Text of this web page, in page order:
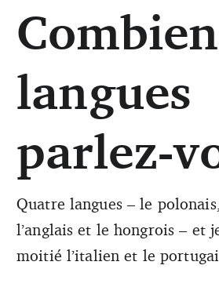
langues
parlez-
Quatre langues – le
l’anglais et le hongrois – et
moitié l’italien et le